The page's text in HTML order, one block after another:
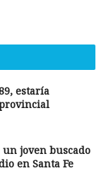
estaría
un joven buscado
en Santa Fe